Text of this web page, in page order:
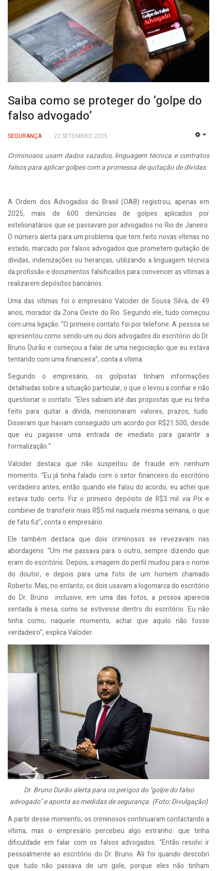
Saiba como se proteger do ‘golpe do
falso advogado’
SEGURANÇA 22 SETEMBRO 2025
Criminosos usam dados vazados, linguagem técnica e contratos
falsos para aplicar golpes com a promessa de quitação de dívidas
A Ordem dos Advogados do Brasil (OAB) registrou, apenas em
2025, mais de 600 denúncias de golpes aplicados por
estelionatários que se passavam por advogados no Rio de Janeiro.
O número alerta para um problema que tem feito novas vítimas no
estado, marcado por falsos advogados que prometem quitação de
dívidas, indenizações ou heranças, utilizando a linguagem técnica
da profissão e documentos falsificados para convencer as vítimas a
realizarem depósitos bancários.
Uma das vítimas foi o empresário Valcider de Sousa Silva, de 49
anos, morador da Zona Oeste do Rio. Segundo ele, tudo começou
com uma ligação. “O primeiro contato foi por telefone. A pessoa se
apresentou como sendo um ou dois advogados do escritório do Dr.
Bruno Durão e começou a falar de uma negociação que eu estava
tentando com uma financeira”, conta a vítima.
Segundo o empresário, os golpistas tinham informações
detalhadas sobre a situação particular, o que o levou a confiar e não
questionar o contato. “Eles sabiam até das propostas que eu tinha
feito para quitar a dívida, mencionaram valores, prazos, tudo.
Disseram que haviam conseguido um acordo por R$21.500, desde
que eu pagasse uma entrada de imediato para garantir a
formalização.”
Valcider destaca que não suspeitou de fraude em nenhum
momento. “Eu já tinha falado com o setor financeiro do escritório
verdadeiro antes, então quando ele falou do acordo, eu achei que
estava tudo certo. Fiz o primeiro depósito de R$3 mil via Pix e
combinei de transferir mais R$5 mil naquela mesma semana, o que
de fato fiz”, conta o empresário.
Ele também destaca que dois criminosos se revezavam nas
abordagens. “Um me passava para o outro, sempre dizendo que
eram do escritório. Depois, a imagem do perfil mudou para o nome
do doutor, e depois para uma foto de um homem chamado
Roberto. Mas, no entanto, os dois usavam a logomarca do escritório
do Dr. Bruno inclusive, em uma das fotos, a pessoa aparecia
sentada à mesa, como se estivesse dentro do escritório. Eu não
tinha como, naquele momento, achar que aquilo não fosse
verdadeiro”, explica Valcider.
Dr. Bruno Durão alerta para os perigos do "golpe do falso
advogado" e aponta as medidas de segurança. (Foto: Divulgação)
A partir desse momento, os criminosos continuaram contactando a
vítima, mas o empresário percebeu algo estranho: que tinha
dificuldade em falar com os falsos advogados. “Então resolvi ir
pessoalmente ao escritório do Dr. Bruno. Ali foi quando descobri
que tudo não passava de um gole, porque eles não tinham